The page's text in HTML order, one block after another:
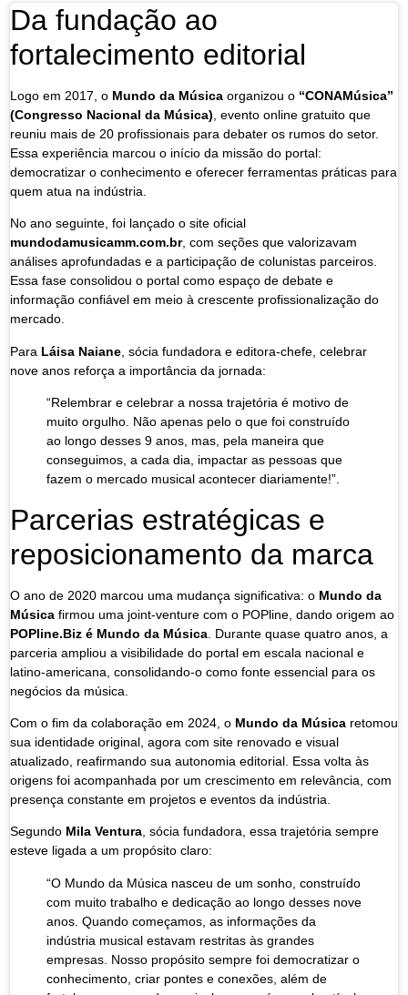
Da fundação ao
fortalecimento editorial
Logo em 2017, o Mundo da Música organizou o “CONAMúsica”
(Congresso Nacional da Música) , evento online gratuito que
reuniu mais de 20 profissionais para debater os rumos do setor.
Essa experiência marcou o início da missão do portal:
democratizar o conhecimento e oferecer ferramentas práticas para
quem atua na indústria.
No ano seguinte, foi lançado o site oficial
mundodamusicamm.com.br, com seções que valorizavam
análises aprofundadas e a participação de colunistas parceiros.
Essa fase consolidou o portal como espaço de debate e
informação confiável em meio à crescente profissionalização do
mercado.
Para Láisa Naiane , sócia fundadora e editora-chefe, celebrar
nove anos reforça a importância da jornada:
“Relembrar e celebrar a nossa trajetória é motivo de
muito orgulho. Não apenas pelo o que foi construído
ao longo desses 9 anos, mas, pela maneira que
conseguimos, a cada dia, impactar as pessoas que
fazem o mercado musical acontecer diariamente!”.
Parcerias estratégicas e
reposicionamento da marca
O ano de 2020 marcou uma mudança significativa: o Mundo da
Música firmou uma joint-venture com o POPline, dando origem ao
POPline.Biz é Mundo da Música . Durante quase quatro anos, a
parceria ampliou a visibilidade do portal em escala nacional e
latino-americana, consolidando-o como fonte essencial para os
negócios da música.
Com o fim da colaboração em 2024, o Mundo da Música retomou
sua identidade original, agora com site renovado e visual
atualizado, reafirmando sua autonomia editorial. Essa volta às
origens foi acompanhada por um crescimento em relevância, com
presença constante em projetos e eventos da indústria.
Segundo Mila Ventura, sócia fundadora, essa trajetória sempre
esteve ligada a um propósito claro:
“O Mundo da Música nasceu de um sonho, construído
com muito trabalho e dedicação ao longo desses nove
anos. Quando começamos, as informações da
indústria musical estavam restritas às grandes
empresas. Nosso propósito sempre foi democratizar o
conhecimento, criar pontes e conexões, além de